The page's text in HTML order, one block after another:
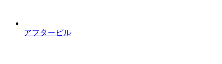
アフターピル